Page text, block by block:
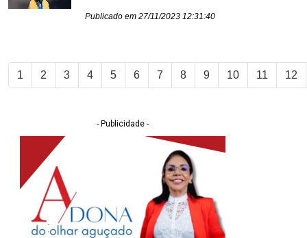
Publicado em 27/11/2023 12:31:40
1 2 3 4 5 6 7 8 9 10 11 12
- Publicidade -